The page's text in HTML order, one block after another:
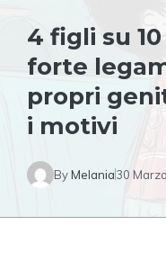
4 figli su
forte
propri
i motivi
ByMelania30